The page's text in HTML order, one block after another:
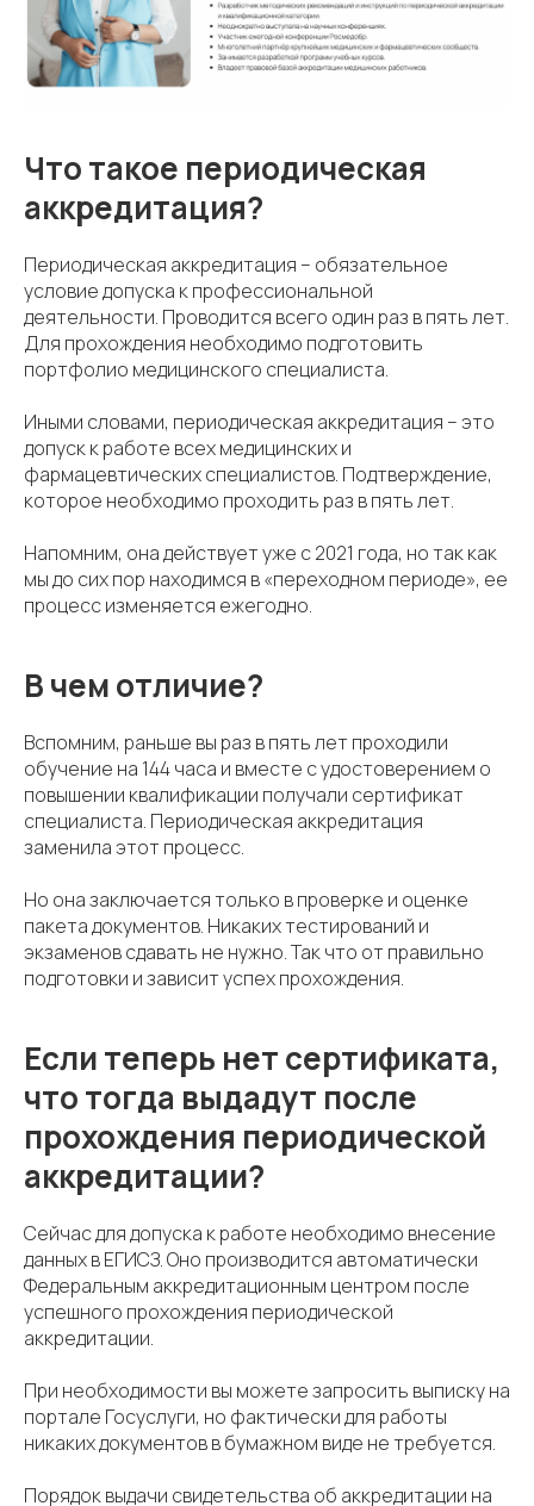
Что такое периодическая
аккредитация?
Периодическая аккредитация – обязательное
условие допуска к профессиональной
деятельности. Проводится всего один раз в пять лет.
Для прохождения необходимо подготовить
портфолио медицинского специалиста.
Иными словами, периодическая аккредитация – это
допуск к работе всех медицинских и
фармацевтических специалистов. Подтверждение,
которое необходимо проходить раз в пять лет.
Напомним, она действует уже с 2021 года, но так как
мы до сих пор находимся в «переходном периоде», ее
процесс изменяется ежегодно.
В чем отличие?
Вспомним, раньше вы раз в пять лет проходили
обучение на 144 часа и вместе с удостоверением о
повышении квалификации получали сертификат
специалиста. Периодическая аккредитация
заменила этот процесс.
Но она заключается только в проверке и оценке
пакета документов. Никаких тестирований и
экзаменов сдавать не нужно. Так что от правильно
подготовки и зависит успех прохождения.
Если теперь нет сертификата,
что тогда выдадут после
прохождения периодической
аккредитации?
Сейчас для допуска к работе необходимо внесение
данных в ЕГИСЗ. Оно производится автоматически
Федеральным аккредитационным центром после
успешного прохождения периодической
аккредитации.
При необходимости вы можете запросить выписку на
портале Госуслуги, но фактически для работы
никаких документов в бумажном виде не требуется.
Порядок выдачи свидетельства об аккредитации на